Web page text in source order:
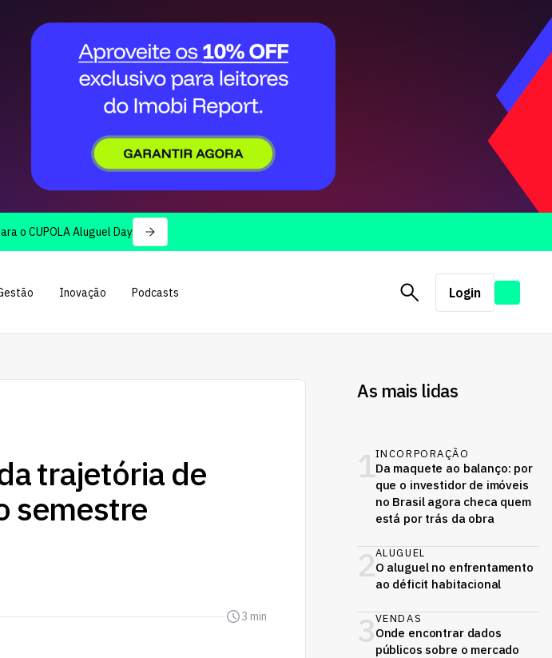
Aluguel Day
Inovação Podcasts Login
trajetória de
semestre
3 min
As mais lidas
1INCORPORAÇÃO
Da maquete ao balanço: por
que o investidor de imóveis
no Brasil agora checa quem
está por trás da obra
2ALUGUEL
O aluguel no enfrentamento
ao déficit habitacional
3VENDAS
Onde encontrar dados
públicos sobre o mercado